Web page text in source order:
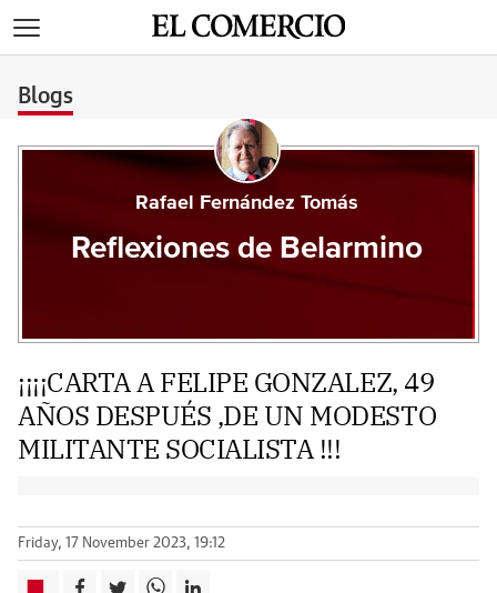
Blogs
Rafael Fernández Tomás
Reflexiones de Belarmino
¡¡¡¡CARTA A FELIPE GONZALEZ, 49
AÑOS DESPUÉS ,DE UN MODESTO
MILITANTE SOCIALISTA !!!
Friday, 17 November 2023, 19:12